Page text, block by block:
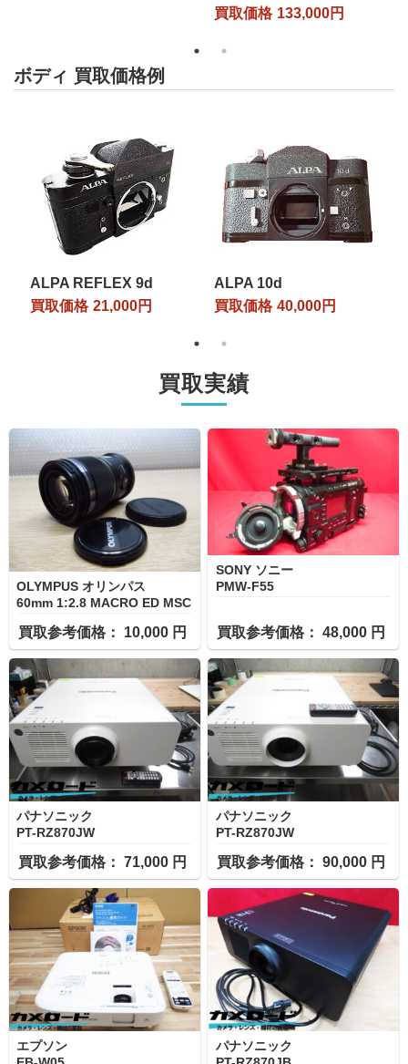
買取価格 133,000円
ボディ 買取価格例
ALPA REFLEX 9d
買取価格 21,000円
ALPA 10d
買取価格 40,000円
買取実績
OLYMPUS オリンパス
60mm 1:2.8 MACRO ED MSC
買取参考価格： 10,000 円
SONY ソニー
PMW-F55
買取参考価格： 48,000 円
パナソニック
PT-RZ870JW
買取参考価格： 71,000 円
パナソニック
PT-RZ870JW
買取参考価格： 90,000 円
エプソン
パナソニック